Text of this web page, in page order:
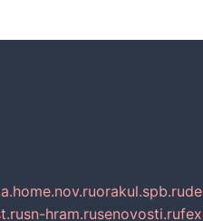
orakul.spb.ru
sn-hram.rusenovosti.ru